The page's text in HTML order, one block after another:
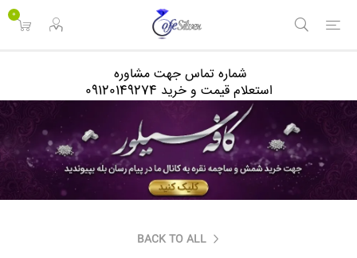
0
شماره تماس جهت مشاوره
استعلام قیمت و خرید 09120149274
BACK TO ALL